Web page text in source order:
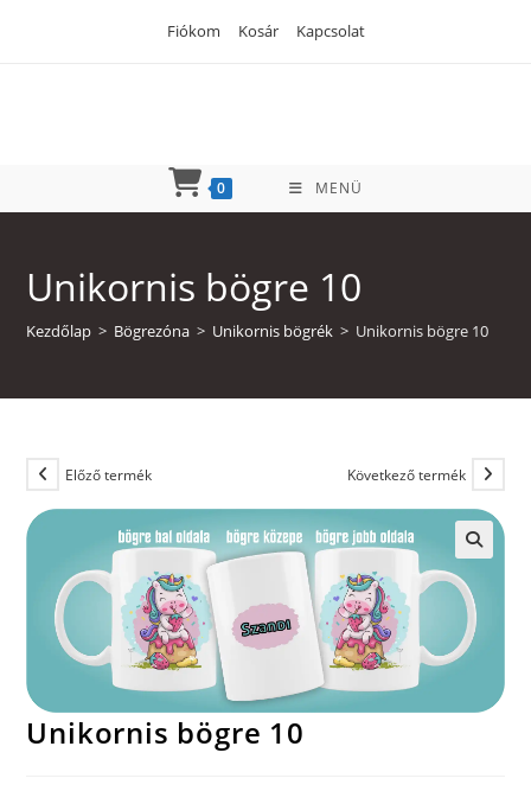
Fiókom Kosár Kapcsolat
0 MENÜ
Unikornis bögre 10
Kezdőlap > Bögrezóna > Unikornis bögrék > Unikornis bögre 10
Előző termék Következő termék
Unikornis bögre 10